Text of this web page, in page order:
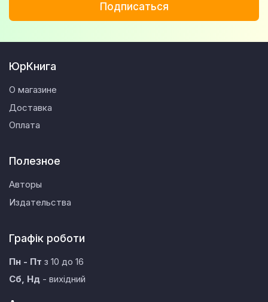
Подписаться
ЮрКнига
О магазине
Доставка
Оплата
Полезное
Авторы
Издательства
Графік роботи
Пн - Пт з 10 до 16
Сб, Нд - вихідний